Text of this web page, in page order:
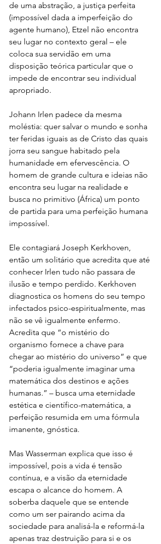
de uma abstração, a justiça perfeita
(impossível dada a imperfeição do
agente humano), Etzel não encontra
seu lugar no contexto geral – ele
coloca sua servidão em uma
disposição teórica particular que o
impede de encontrar seu individual
apropriado.
Johann Irlen padece da mesma
moléstia: quer salvar o mundo e sonha
ter feridas iguais as de Cristo das quais
jorra seu sangue habitado pela
humanidade em efervescência. O
homem de grande cultura e ideias não
encontra seu lugar na realidade e
busca no primitivo (África) um ponto
de partida para uma perfeição humana
impossível.
Ele contagiará Joseph Kerkhoven,
então um solitário que acredita que até
conhecer Irlen tudo não passara de
ilusão e tempo perdido. Kerkhoven
diagnostica os homens do seu tempo
infectados psico-espiritualmente, mas
não se vê igualmente enfermo.
Acredita que “o mistério do
organismo fornece a chave para
chegar ao mistério do universo” e que
“poderia igualmente imaginar uma
matemática dos destinos e ações
humanas.” – busca uma eternidade
estética e científico-matemática, a
perfeição resumida em uma fórmula
imanente, gnóstica.
Mas Wasserman explica que isso é
impossível, pois a vida é tensão
contínua, e a visão da eternidade
escapa o alcance do homem. A
soberba daquele que se entende
como um ser pairando acima da
sociedade para analisá-la e reformá-la
apenas traz destruição para si e os